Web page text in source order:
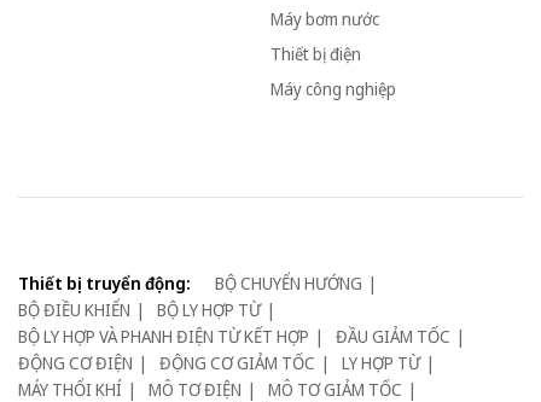
Máy bơm nước
Thiết bị điện
Máy công nghiệp
Thiết bị truyển động:
BỘ CHUYỂN HƯỚNG
BỘ ĐIỀU KHIỂN
BỘ LY HỢP TỪ
BỘ LY HỢP VÀ PHANH ĐIỆN TỪ KẾT HỢP
ĐẦU GIẢM TỐC
ĐỘNG CƠ ĐIỆN
ĐỘNG CƠ GIẢM TỐC
LY HỢP TỪ
MÁY THỔI KHÍ
MÔ TƠ ĐIỆN
MÔ TƠ GIẢM TỐC